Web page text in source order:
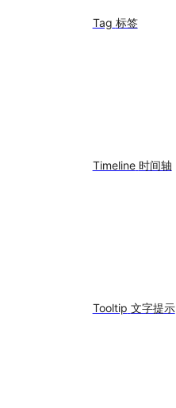
Tag 标签
Timeline 时间轴
Tooltip 文字提示